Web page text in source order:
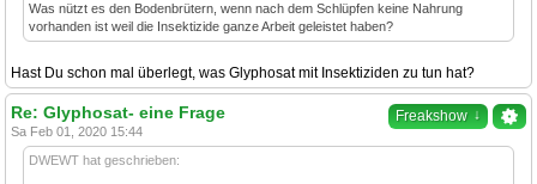
Was nützt es den Bodenbrütern, wenn nach dem Schlüpfen keine Nahrung
vorhanden ist weil die Insektizide ganze Arbeit geleistet haben?
Hast Du schon mal überlegt, was Glyphosat mit Insektiziden zu tun hat?
Freakshow ↓
Re: Glyphosat- eine Frage
Sa Feb 01, 2020 15:44
DWEWT hat geschrieben: